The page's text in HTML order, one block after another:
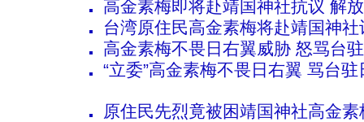
高金素梅即将赴靖国神社抗议 解
台湾原住民高金素梅将赴靖国神
高金素梅不畏日右翼威胁 怒骂台
“立委”高金素梅不畏日右翼 骂台
原住民先烈竟被困靖国神社高金